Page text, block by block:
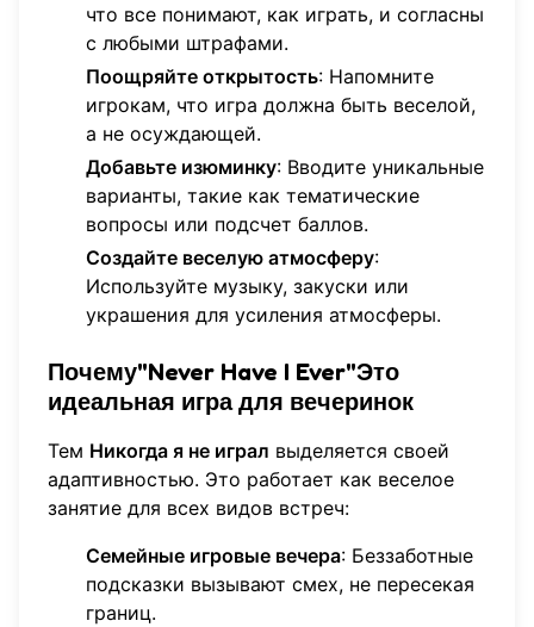
что все понимают, как играть, и согласны
с любыми штрафами.
Поощряйте открытость: Напомните
игрокам, что игра должна быть веселой,
а не осуждающей.
Добавьте изюминку: Вводите уникальные
варианты, такие как тематические
вопросы или подсчет баллов.
Создайте веселую атмосферу:
Используйте музыку, закуски или
украшения для усиления атмосферы.
Почему"Never Have I Ever"Это
идеальная игра для вечеринок
Тем Никогда я не играл выделяется своей
адаптивностью. Это работает как веселое
занятие для всех видов встреч:
Семейные игровые вечера: Беззаботные
подсказки вызывают смех, не пересекая
границ.